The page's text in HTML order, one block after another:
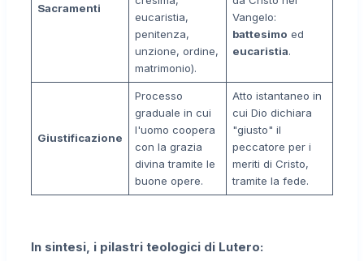
Sacramenti
eucaristia,
penitenza,
unzione, ordine,
matrimonio).
Vangelo:
battesimo ed
eucaristia.
Giustificazione
Processo
graduale in cui
l'uomo coopera
con la grazia
divina tramite le
buone opere.
Atto istantaneo in
cui Dio dichiara
"giusto" il
peccatore per i
meriti di Cristo,
tramite la fede.
In sintesi, i pilastri teologici di Lutero: